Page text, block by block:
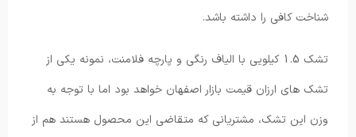
شناخت کافی را داشته باشد.
تشک 1.5 کیلویی با الیاف رنگی و پارچه فلامنت، نمونه یکی از
تشک های ارزان قیمت بازار اصفهان خواهد بود اما با توجه به
وزن این تشک، مشتریانی که متقاضی این محصول هستند هم از